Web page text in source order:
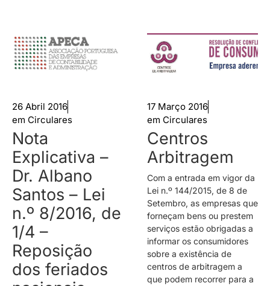
26 Abril 2016
em Circulares
Nota
Explicativa –
Dr. Albano
Santos – Lei
n.º 8/2016, de
1/4 –
Reposição
dos feriados
17 Março 2016
em Circulares
Centros
Arbitragem
Com a entrada em vigor da
Lei n.º 144/2015, de 8 de
Setembro, as empresas que
forneçam bens ou prestem
serviços estão obrigadas a
informar os consumidores
sobre a existência de
centros de arbitragem a
que podem recorrer para a